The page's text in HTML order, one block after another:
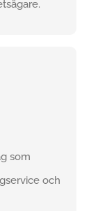
som
och